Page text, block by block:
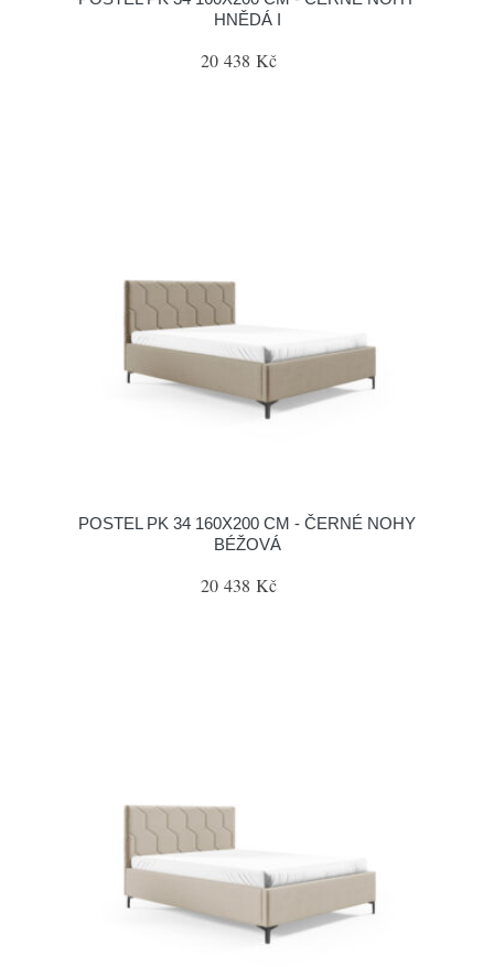
HNĚDÁ I
20 438 Kč
POSTEL PK 34 160X200 CM - ČERNÉ NOHY
BÉŽOVÁ
20 438 Kč